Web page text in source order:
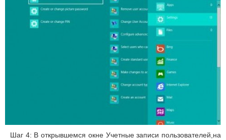
Шаг 4: В открывшемся окне Учетные записи пользователей,на